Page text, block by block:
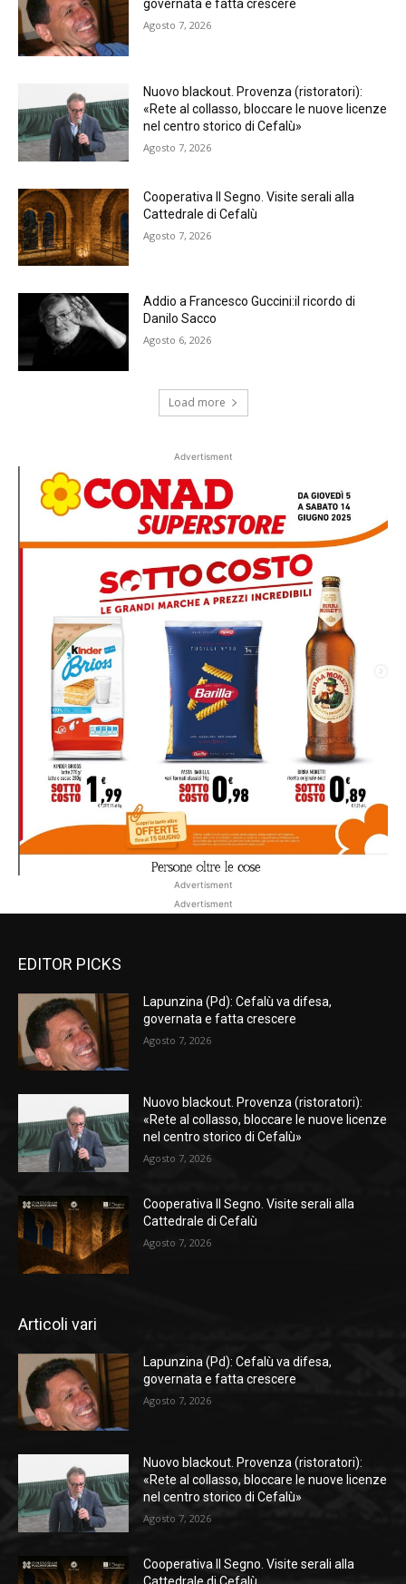
governata e fatta crescere
Agosto 7, 2026
Nuovo blackout. Provenza (ristoratori):
«Rete al collasso, bloccare le nuove licenze
nel centro storico di Cefalù»
Agosto 7, 2026
Cooperativa Il Segno. Visite serali alla
Cattedrale di Cefalù
Agosto 7, 2026
Addio a Francesco Guccini:il ricordo di
Danilo Sacco
Agosto 6, 2026
Load more
Advertisment
Advertisment
Advertisment
EDITOR PICKS
Lapunzina (Pd): Cefalù va difesa,
governata e fatta crescere
Agosto 7, 2026
Nuovo blackout. Provenza (ristoratori):
«Rete al collasso, bloccare le nuove licenze
nel centro storico di Cefalù»
Agosto 7, 2026
Cooperativa Il Segno. Visite serali alla
Cattedrale di Cefalù
Agosto 7, 2026
Articoli vari
Lapunzina (Pd): Cefalù va difesa,
governata e fatta crescere
Agosto 7, 2026
Nuovo blackout. Provenza (ristoratori):
«Rete al collasso, bloccare le nuove licenze
nel centro storico di Cefalù»
Agosto 7, 2026
Cooperativa Il Segno. Visite serali alla